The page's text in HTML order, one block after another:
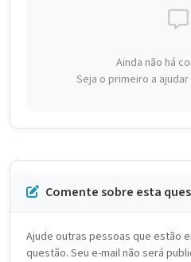
Ainda não há
Seja o primeiro a
Comente sobre esta
Ajude outras pessoas que estão
questão. Seu e-mail não será